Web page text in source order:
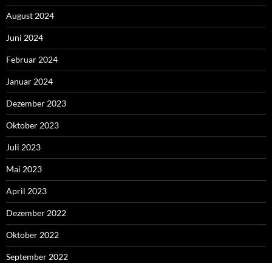
August 2024
Juni 2024
Februar 2024
Januar 2024
Dezember 2023
Oktober 2023
Juli 2023
Mai 2023
April 2023
Dezember 2022
Oktober 2022
September 2022